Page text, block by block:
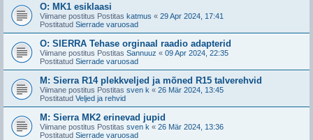
O: MK1 esiklaasi
Viimane postitus Postitas katmus « 29 Apr 2024, 17:41
Postitatud Sierrade varuosad
O: SIERRA Tehase orginaal raadio adapterid
Viimane postitus Postitas Sannuuz « 09 Apr 2024, 22:35
Postitatud Sierrade varuosad
M: Sierra R14 plekkveljed ja mõned R15 talverehvid
Viimane postitus Postitas sven k « 26 Mär 2024, 13:45
Postitatud Veljed ja rehvid
M: Sierra MK2 erinevad jupid
Viimane postitus Postitas sven k « 26 Mär 2024, 13:36
Postitatud Sierrade varuosad